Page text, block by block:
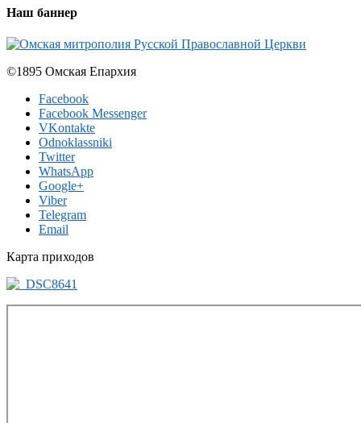
Наш баннер
©1895 Омская Епархия
Facebook
Facebook Messenger
VKontakte
Odnoklassniki
Twitter
WhatsApp
Google+
Viber
Telegram
Email
Карта приходов